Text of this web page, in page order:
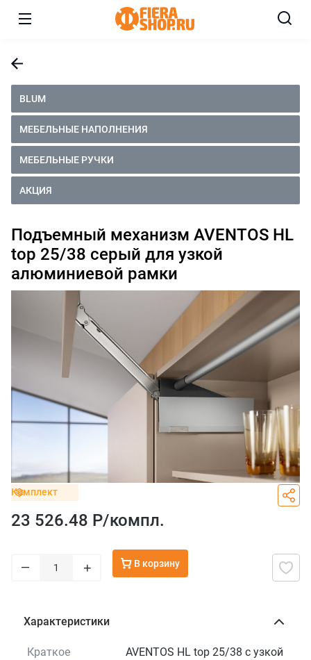
BLUM
МЕБЕЛЬНЫЕ НАПОЛНЕНИЯ
МЕБЕЛЬНЫЕ РУЧКИ
АКЦИЯ
Подъемный механизм AVENTOS HL
top 25/38 серый для узкой
алюминиевой рамки
Комплект
23 526.48 Р/компл.
– + В корзину
Характеристики
Краткое
AVENTOS HL top 25/38 с узкой